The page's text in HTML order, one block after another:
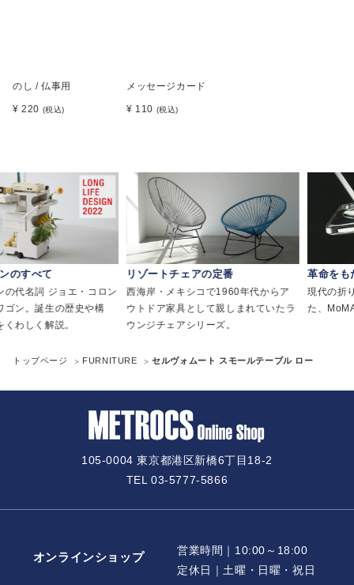
のし / 仏事用
¥ 220 (税込)
メッセージカード
¥ 110 (税込)
て
ジョエ・コロン
生の歴史や構
解説。
リゾートチェアの定番
西海岸・メキシコで1960年代からア
ウトドア家具として親しまれていたラ
ウンジチェアシリーズ。
革命をもたらし
現代の折りたた
た、MoMAにも収
トップページ FURNITURE セルヴォムート スモールテーブル ロー
105-0004 東京都港区新橋6丁目18-2
TEL 03-5777-5866
オンラインショップ
営業時間｜10:00～18:00
定休日｜土曜・日曜・祝日